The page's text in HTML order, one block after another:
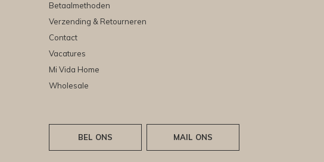
Betaalmethoden
Verzending & Retourneren
Contact
Vacatures
Mi Vida Home
Wholesale
BEL ONS MAIL ONS